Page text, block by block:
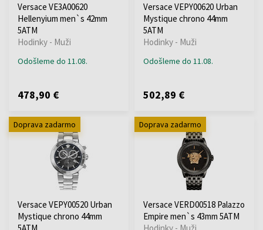
Versace VE3A00620
Hellenyium men`s 42mm
5ATM
Hodinky - Muži
Odošleme do 11.08.
478,90 €
Versace VEPY00620 Urban
Mystique chrono 44mm
5ATM
Hodinky - Muži
Odošleme do 11.08.
502,89 €
Doprava zadarmo
Versace VEPY00520 Urban
Mystique chrono 44mm
Doprava zadarmo
Versace VERD00518 Palazzo
Empire men`s 43mm 5ATM